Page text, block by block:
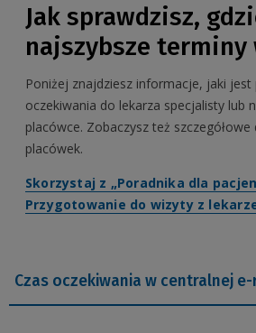
Jak sprawdzisz,
najszybsze terminy
Poniżej znajdziesz informacje, jaki
oczekiwania do lekarza specjalisty lub
placówce. Zobaczysz też
placówek.
Skorzystaj z „Poradnika dla
Przygotowanie do wizyty z
Czas oczekiwania w centralnej